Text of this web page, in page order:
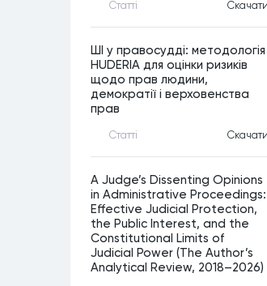
Статтi Скачати
ШІ у правосудді: методологія
HUDERIA для оцінки ризиків
щодо прав людини,
демократії і верховенства
прав
Статтi Скачати
A Judge’s Dissenting Opinions
in Administrative Proceedings:
Effective Judicial Protection,
the Public Interest, and the
Constitutional Limits of
Judicial Power (The Author’s
Analytical Review, 2018–2026)